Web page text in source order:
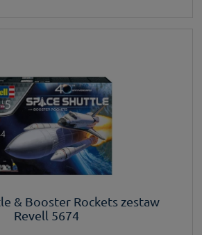
& Booster Rockets zestaw
Revell 5674